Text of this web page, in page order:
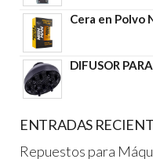
Cera en Polvo
DIFUSOR
ENTRADAS
Repuestos para